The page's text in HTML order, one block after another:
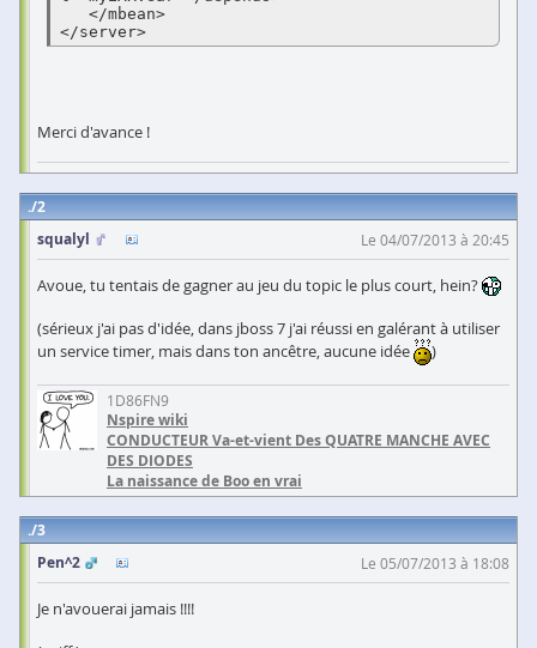
</server>
Merci d'avance !
2
squalyl
Le 04/07/2013 à 20:45
Avoue, tu tentais de gagner au jeu du topic le plus court, hein?
(sérieux j'ai pas d'idée, dans jboss 7 j'ai réussi en galérant à utiliser
un service timer, mais dans ton ancêtre, aucune idée
)
1D86FN9
Nspire wiki
CONDUCTEUR Va-et-vient Des QUATRE MANCHE AVEC
DES DIODES
La naissance de Boo en vrai
3
Pen^2
Le 05/07/2013 à 18:08
Je n'avouerai jamais !!!!